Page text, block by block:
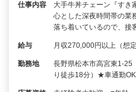
仕事内容
大手牛丼チェーン『すき
心とした深夜時間帯の業
落ち着いているので、接
給与 月収270,000円以上（想定
勤務地
長野県松本市高宮東1-25
り徒歩18分）★車通勤OK